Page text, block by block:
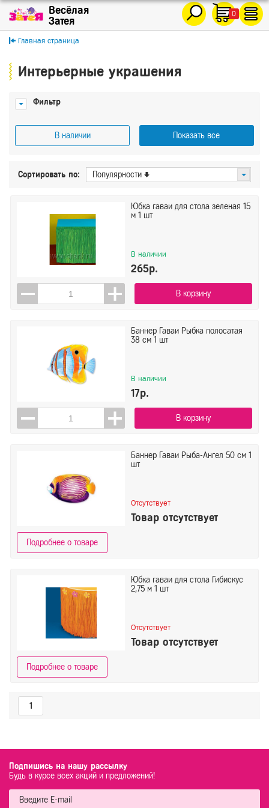
0
Главная страница
Интерьерные украшения
Фильтр
В наличии Показать все
Показать
Сортировать по: Популярности
Юбка гаваи для стола зеленая 15
м 1 шт
В наличии
265р.
В корзину
Баннер Гаваи Рыбка полосатая
38 см 1 шт
В наличии
17р.
В корзину
Баннер Гаваи Рыба-Ангел 50 см 1
шт
Отсутствует
Товар отсутствует
Подробнее о товаре
Юбка гаваи для стола Гибискус
2,75 м 1 шт
Отсутствует
Товар отсутствует
Подробнее о товаре
1
Подпишись на нашу рассылку
Будь в курсе всех акций и предложений!